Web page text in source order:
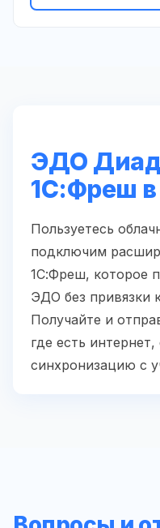
ЭДО
1С:Фреш
Пользуетесь
подключим
1С:Фреш, которое
ЭДО без привязки
Получайте и
где есть
синхронизацию с